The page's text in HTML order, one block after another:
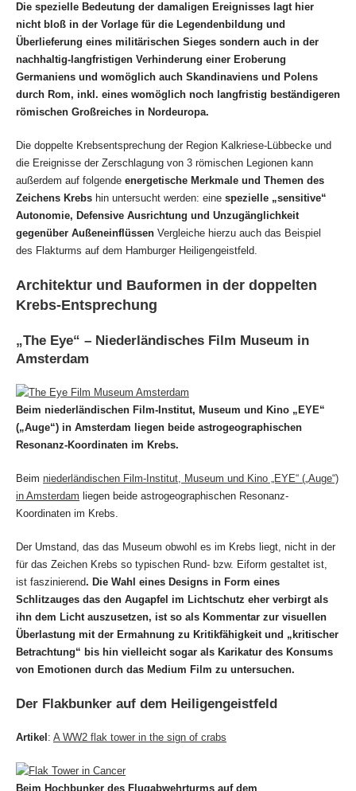
Die spezielle Bedeutung der damaligen Ereignisses lagt hier
nicht bloß in der Vorlage für die Legendenbildung und
Überlieferung eines militärischen Sieges sondern auch in der
nachhaltig-langfristigen Verhinderung einer Eroberung
Germaniens und womöglich auch Skandinaviens und Polens
durch Rom, inkl. eines womöglich noch langfristig beständigeren
römischen Großreiches in Nordeuropa.
Die doppelte Krebsentsprechung der Region Kalkriese-Lübbecke und
die Ereignisse der Zerschlagung von 3 römischen Legionen kann
außerdem auf folgende energetische Merkmale und Themen des
Zeichens Krebs hin untersucht werden: eine spezielle „sensitive“
Autonomie, Defensive Ausrichtung und Unzugänglichkeit
gegenüber Außeneinflüssen Vergleiche hierzu auch das Beispiel
des Flakturms auf dem Hamburger Heiligengeistfeld.
Architektur und Bauformen in der doppelten
Krebs-Entsprechung
„The Eye“ – Niederländisches Film Museum in
Amsterdam
Beim niederländischen Film-Institut, Museum und Kino „EYE“
(„Auge“) in Amsterdam liegen beide astrogeographischen
Resonanz-Koordinaten im Krebs.
Beim niederländischen Film-Institut, Museum und Kino „EYE“ („Auge“)
in Amsterdam liegen beide astrogeographischen Resonanz-
Koordinaten im Krebs.
Der Umstand, das das Museum obwohl es im Krebs liegt, nicht in der
für das Zeichen Krebs so typischen Rund- bzw. Eiform gestaltet ist,
ist faszinierend. Die Wahl eines Designs in Form eines
Schlitzauges das den Augapfel im Lichtschutz eher verbirgt als
ihn dem Licht auszusetzen, ist so als Kommentar zur visuellen
Überlastung mit der Ermahnung zu Kritikfähigkeit und „kritischer
Betrachtung“ bis hin vielleicht sogar als Karikatur des Konsums
von Emotionen durch das Medium Film zu untersuchen.
Der Flakbunker auf dem Heiligengeistfeld
Artikel : A WW2 flak tower in the sign of crabs
Beim Hochbunker des Flugabwehrturms auf dem